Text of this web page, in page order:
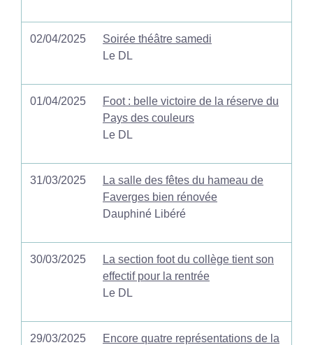
02/04/2025
Soirée théâtre samedi
Le DL
01/04/2025
Foot : belle victoire de la réserve du
Pays des couleurs
Le DL
31/03/2025
La salle des fêtes du hameau de
Faverges bien rénovée
Dauphiné Libéré
30/03/2025
La section foot du collège tient son
effectif pour la rentrée
Le DL
29/03/2025
Encore quatre représentations de la